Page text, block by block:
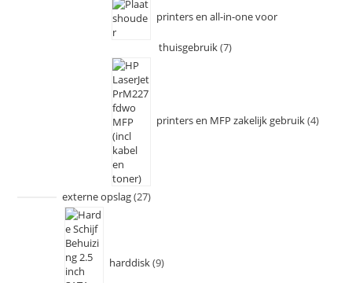
printers en all-in-one voor
thuisgebruik 7
printers en MFP zakelijk gebruik 4
externe opslag 27
harddisk 9